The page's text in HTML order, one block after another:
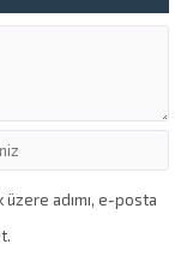
üzere adımı, e-posta